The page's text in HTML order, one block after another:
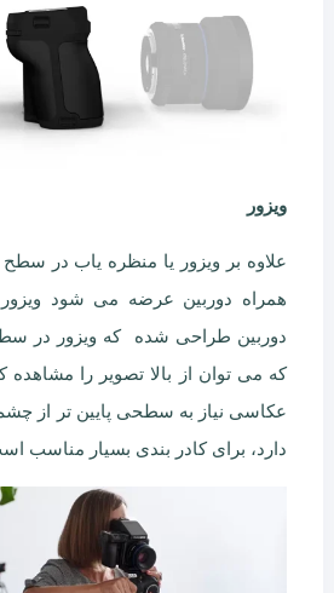
ویزور
همراه دوربین عرضه می شود
که می توان از بالا تصویر را مشاهده
عکاسی نیاز به سطحی پایین تر از
دارد، برای کادر بندی بسیار مناسب